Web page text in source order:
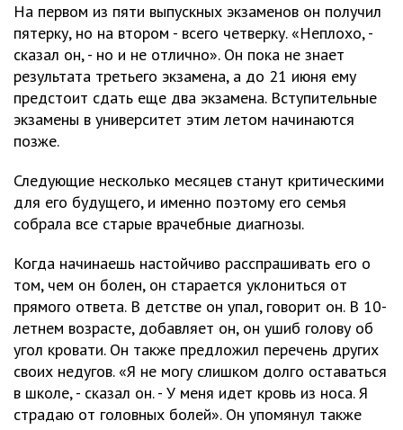
На первом из пяти выпускных экзаменов он получил
пятерку, но на втором - всего четверку. «Неплохо, -
сказал он, - но и не отлично». Он пока не знает
результата третьего экзамена, а до 21 июня ему
предстоит сдать еще два экзамена. Вступительные
экзамены в университет этим летом начинаются
позже.
Следующие несколько месяцев станут критическими
для его будущего, и именно поэтому его семья
собрала все старые врачебные диагнозы.
Когда начинаешь настойчиво расспрашивать его о
том, чем он болен, он старается уклониться от
прямого ответа. В детстве он упал, говорит он. В 10-
летнем возрасте, добавляет он, он ушиб голову об
угол кровати. Он также предложил перечень других
своих недугов. «Я не могу слишком долго оставаться
в школе, - сказал он. - У меня идет кровь из носа. Я
страдаю от головных болей». Он упомянул также